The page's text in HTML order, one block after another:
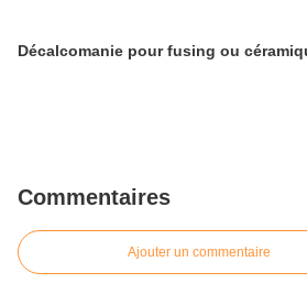
Décalcomanie pour fusing ou
Commentaires
Ajouter un commentaire